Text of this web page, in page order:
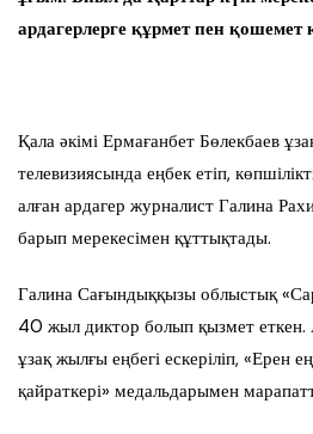
ардагерлерге құрмет пен қошемет
Қала әкімі Ермағанбет Бөлекбаев
телевизиясында еңбек етіп,
алған ардагер журналист Галина
барып мерекесімен құттықтады.
Галина Сағындыққызы облыстық
40 жыл диктор болып қызмет еткен.
ұзақ жылғы еңбегі ескеріліп, «Ерен
қайраткері» медальдарымен